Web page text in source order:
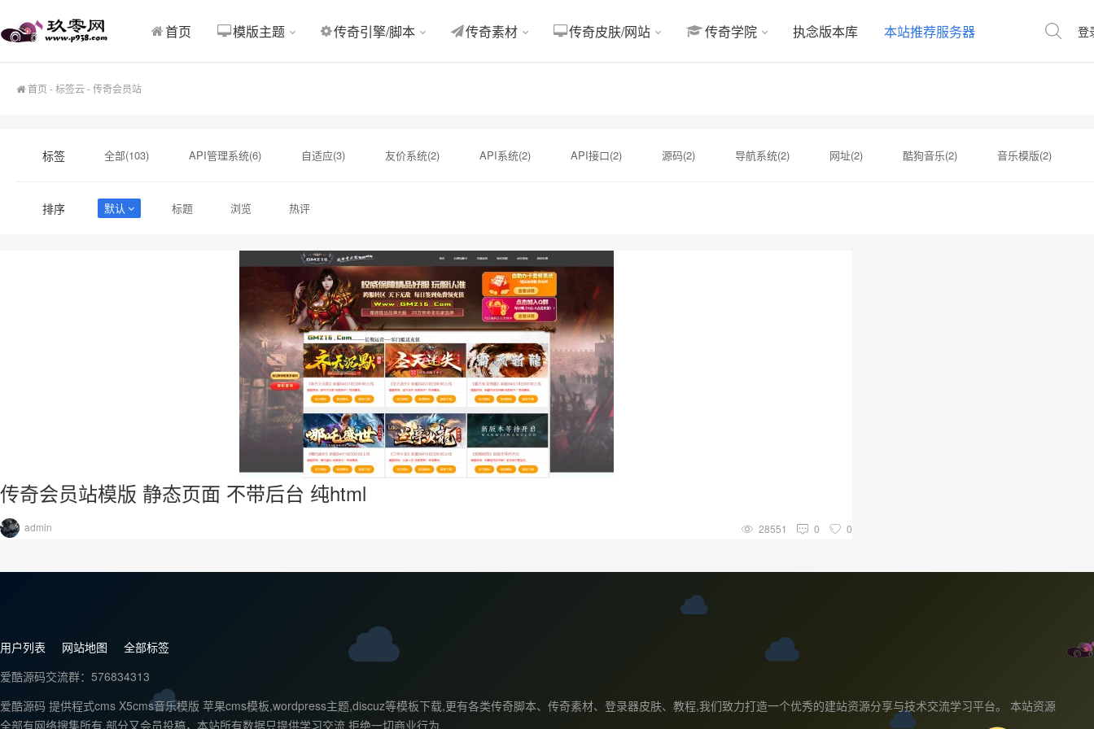
首页 模版主题 传奇引擎/脚本 传奇素材 传奇皮肤/网站 传奇学院 执念版本库 本站推荐服务器 登
首页 -标签云- 传奇会员站
标签 全部(103) API管理系统(6) 自适应(3) 友价系统(2) API系统(2) API接口(2) 源码(2) 导航系统(2) 网址(2) 酷狗音乐(2) 音乐模版(2)
排序 默认 标题 浏览 热评
其他整站源码
传奇会员站模版 静态页面 不带后台 纯html
admin 28551 0 0
用户列表 网站地图
全部标签
爱酷源码交流群：576834313
爱酷源码 提供程式cms X5cms音乐模版 苹果cms模板,wordpress主题,discuz等模板下载,更有各类传奇脚本、传奇素材、登录器皮肤、教程,我们致力打造一个优秀的建站资源分享与技术交流学习平台。 本站资源
全部有网络搜集所有,部分又会员投稿，本站所有数据只提供学习交流 拒绝一切商业行为